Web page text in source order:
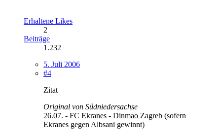
Erhaltene Likes
2
Beiträge
1.232
5. Juli 2006
#4
Zitat
Original von Südniedersachse
26.07. - FC Ekranes - Dinmao Zagreb (sofern
Ekranes gegen Albsani gewinnt)